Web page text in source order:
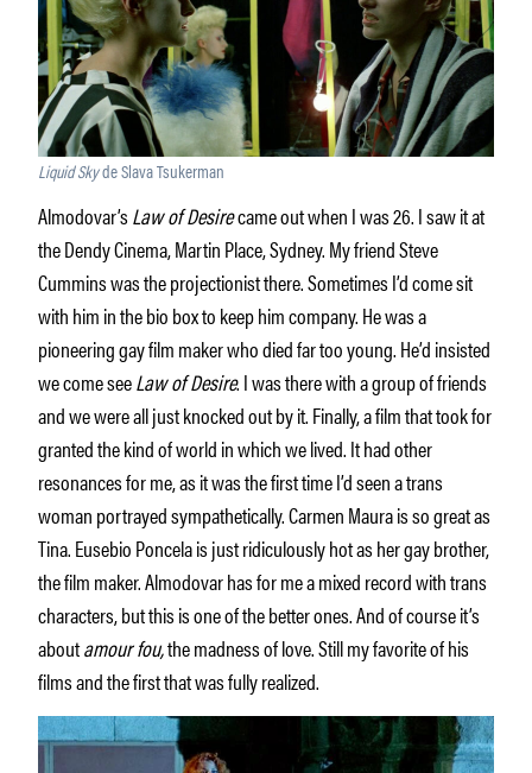
Liquid Skyde Slava Tsukerman
Almodovar’sLaw of Desirecame out when I was 26. I saw it at
the Dendy Cinema, Martin Place, Sydney. My friend Steve
Cummins was the projectionist there. Sometimes I’d come sit
with him in the bio box to keep him company. He was a
pioneering gay film maker who died far too young. He’d insisted
we come seeLaw of Desire. I was there with a group of friends
and we were all just knocked out by it. Finally, a film that took for
granted the kind of world in which we lived. It had other
resonances for me, as it was the first time I’d seen a trans
woman portrayed sympathetically. Carmen Maura is so great as
Tina. Eusebio Poncela is just ridiculously hot as her gay brother,
the film maker. Almodovar has for me a mixed record with trans
characters, but this is one of the better ones. And of course it’s
aboutamour fou,the madness of love. Still my favorite of his
films and the first that was fully realized.